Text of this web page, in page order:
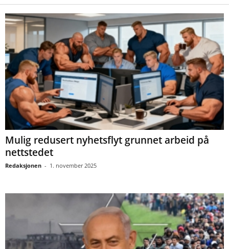
Mulig redusert nyhetsflyt grunnet arbeid på
nettstedet
Redaksjonen - 1. november 2025